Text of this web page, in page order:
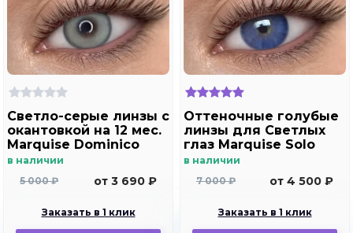
Светло-серые линзы c
окантовкой на 12 мес.
Marquise Dominico
gray
в наличии
5 000 ₽
от 3 690 ₽
Заказать в 1 клик
Оттеночные голубые
линзы для Светлых
глаз Marquise Solo
blue с отверстием
и близорукости
в наличии
7 000 ₽
от 4 500 ₽
Заказать в 1 клик